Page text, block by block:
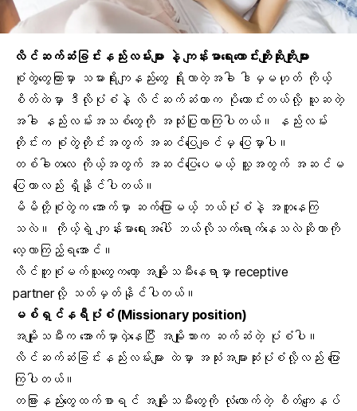
လိင်ဆက်ဆံခြင်းနည်းလမ်းများ နဲ့ ကျန်းမာရေးကောင်းကျိုးဆိုးကျိုးများ
စုံတွဲတွေကြားမှာ သမားရိုးကျနည်းတွေ ရိုးလာတဲ့အခါ ဒါမှမဟုတ် ကိုယ့်
စိတ်ထဲမှာ ဒီလိုပုံစံနဲ့ လိင်ဆက်ဆံတာက ပိုကောင်းတယ်လို့ ယူဆတဲ့
အခါ နည်းလမ်းအသစ်တွေကို အသုံးပြုလာကြပါတယ်။ နည်းလမ်း
တိုင်းက စုံတွဲတိုင်းအတွက် အဆင်ပြေချင်မှ ပြေမှာပါ။
တစ်ခါတလေ ကိုယ့်အတွက် အဆင်ပြေပေမယ့် သူ့အတွက် အဆင်မ
ပြေတာလည်း ရှိနိုင်ပါတယ်။
မိမိတို့စုံတွဲက အောက်မှာ ဆက်ပြောမယ့် ဘယ်ပုံစံနဲ့ အတူနေကြ
သလဲ။ ကိုယ့်ရဲ့ ကျန်းမာရေးအပေါ် ဘယ်လိုသက်ရောက်နေသလဲဆိုတာကို
လေ့လာကြည့်ရအောင်။
လိင်တူစုံမက် သူတွေကတော့ အမျိုးသမီးနေရာမှာ receptive
partnerလို့ သတ်မှတ်နိုင်ပါတယ်။
မစ်ရှင်နရီပုံစံ (Missionary position)
အမျိုးသမီးက အောက်မှာလှဲနေပြီး အမျိုးသားက ဆက်ဆံတဲ့ ပုံစံပါ။
လိင်ဆက်ဆံခြင်းနည်းလမ်းများ ထဲမှာ အသုံးအများဆုံးပုံစံလို့လည်း ပြော
ကြပါတယ်။
တခြားနည်းတွေထက်စာရင် အမျိုးသမီးတွေကို လုံလောက်တဲ့ စိတ်ကျေနပ်